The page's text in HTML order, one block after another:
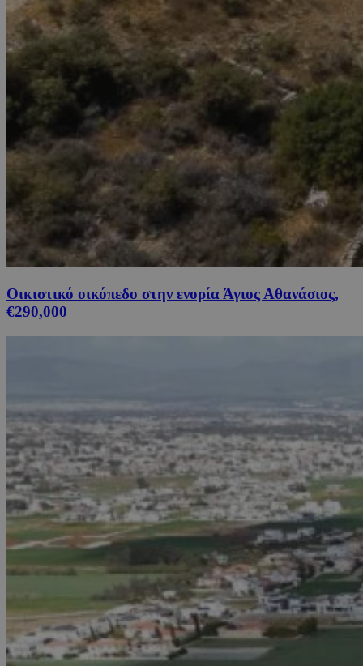
Οικιστικό οικόπεδο στην ενορία Άγιος Αθανάσιος,
€290,000